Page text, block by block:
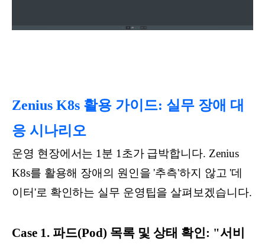
Zenius K8s 활용 가이드: 실무 장애 대
응 시나리오
운영 현장에서는 1분 1초가 급박합니다. Zenius
K8s를 활용해 장애의 원인을 '추측'하지 않고 '데
이터'로 확인하는 실무 운영팁을 살펴보겠습니다.
Case 1. 파드(Pod) 목록 및 상태 확인: "서비